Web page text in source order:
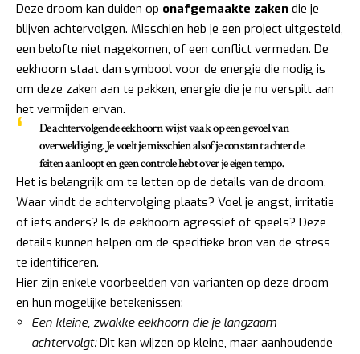
Deze droom kan duiden op onafgemaakte zaken die je
blijven achtervolgen. Misschien heb je een project uitgesteld,
een belofte niet nagekomen, of een conflict vermeden. De
eekhoorn staat dan symbool voor de energie die nodig is
om deze zaken aan te pakken, energie die je nu verspilt aan
het vermijden ervan.
De achtervolgende eekhoorn wijst vaak op een gevoel van
overweldiging. Je voelt je misschien alsof je constant achter de
feiten aanloopt en geen controle hebt over je eigen tempo.
Het is belangrijk om te letten op de details van de droom.
Waar vindt de achtervolging plaats? Voel je angst, irritatie
of iets anders? Is de eekhoorn agressief of speels? Deze
details kunnen helpen om de specifieke bron van de stress
te identificeren.
Hier zijn enkele voorbeelden van varianten op deze droom
en hun mogelijke betekenissen:
Een kleine, zwakke eekhoorn die je langzaam
achtervolgt:Dit kan wijzen op kleine, maar aanhoudende